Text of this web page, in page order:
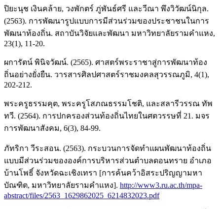
ปิยะนุช เงินคล้าย, วงพักตร์ ภู่พันธ์ศรี และวีณา พึงวิวัฒน์นิกุล.
(2563). การพัฒนารูปแบบการมีส่วนร่วมของประชาชนในการ
พัฒนาท้องถิ่น. สถาบันวิจัยและพัฒนา มหาวิทยาลัยรามคำแหง,
23(1), 11-20.
ผการัตน์ พินิจวัฒน์. (2565). ศาสตร์พระราชาสู่การพัฒนาท้อง
ถิ่นอย่างยั่งยืน. วารสารศิลปศาสตร์ราชมงคลสุวรรณภูมิ, 4(1),
202-212.
พระครูธรรมคุต, พระครูโสภณธรรมโชติ, และสลารีวรรณ ทัพ
ทวี. (2564). การปกครองส่วนท้องถิ่นไทยในศตวรรษที่ 21. มจร
การพัฒนาสังคม, 6(3), 84-99.
ภัทริกา วีระสอน. (2563). กระบวนการจัดทำแผนพัฒนาท้องถิ่น
แบบมีส่วนร่วมขององค์การบริหารส่วนตำบลดอนทราย อำเภอ
บ้านโพธิ์ จังหวัดฉะเชิงเทรา [การค้นคว้าอิสระปริญญามหา
บัณฑิต, มหาวิทยาลัยรามคำแหง]. http://www3.ru.ac.th/mpa-
abstract/files/2563_1629862025_6214832023.pdf